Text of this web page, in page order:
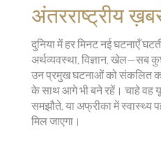
अंतरराष्ट्रीय
दुनिया में हर मिनट नई घटनाएँ
अर्थव्यवस्था, विज्ञान, खेल—सब
उन प्रमुख घटनाओं को संकलित
के साथ आगे भी बने रहें। चाहे वह
समझौते, या अफ्रीका में स्वास्थ्य
मिल जाएगा।